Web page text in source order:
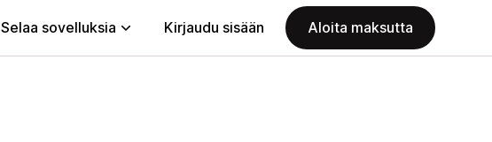
Selaa sovelluksia Kirjaudu sisään Aloita maksutta